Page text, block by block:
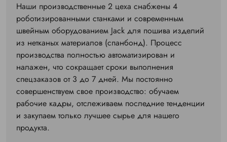
Наши производственные 2 цеха снабжены 4
роботизированными станками и современным
швейным оборудованием Jack для пошива изделий
из нетканых материалов (спанбонд). Процесс
производства полностью автоматизирован и
налажен, что сокращает сроки выполнения
спецзаказов от 3 до 7 дней. Мы постоянно
совершенствуем свое производство: обучаем
рабочие кадры, отслеживаем последние тенденции
и закупаем только лучшее сырье для нашего
продукта.